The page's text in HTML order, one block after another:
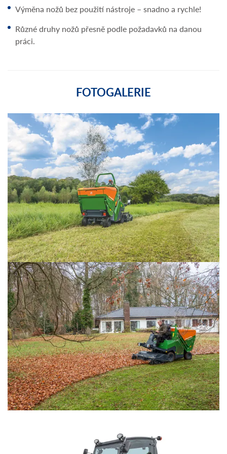
Výměna nožů bez použití nástroje – snadno a rychle!
Různé druhy nožů přesně podle požadavků na danou
práci.
FOTOGALERIE